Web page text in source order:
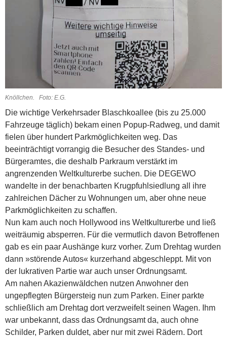
Knöllchen. Foto: E.G.
Die wichtige Verkehrsader Blaschkoallee (bis zu 25.000
Fahrzeuge täglich) bekam einen Popup-Radweg, und damit
fielen über hundert Parkmöglichkeiten weg. Das
beeinträchtigt vorrangig die Besucher des Standes- und
Bürgeramtes, die deshalb Parkraum verstärkt im
angrenzenden Weltkulturerbe suchen. Die DEGEWO
wandelte in der benachbarten Krugpfuhlsiedlung all ihre
zahlreichen Dächer zu Wohnungen um, aber ohne neue
Parkmöglichkeiten zu schaffen.
Nun kam auch noch Hollywood ins Weltkulturerbe und ließ
weiträumig absperren. Für die vermutlich davon Betroffenen
gab es ein paar Aushänge kurz vorher. Zum Drehtag wurden
dann »störende Autos« kurzerhand abgeschleppt. Mit von
der lukrativen Partie war auch unser Ordnungsamt.
Am nahen Akazien­wäldchen nutzen Anwohner den
ungepflegten Bürgersteig nun zum Parken. Einer parkte
schließlich am Drehtag dort verzweifelt seinen Wagen. Ihm
war unbekannt, dass das Ordnungsamt da, auch ohne
Schilder, Parken duldet, aber nur mit zwei Rädern. Dort